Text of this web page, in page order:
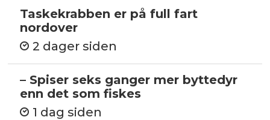
Taskekrabben er på full fart
nordover
2 dager siden
– Spiser seks ganger mer byttedyr
enn det som fiskes
1 dag siden